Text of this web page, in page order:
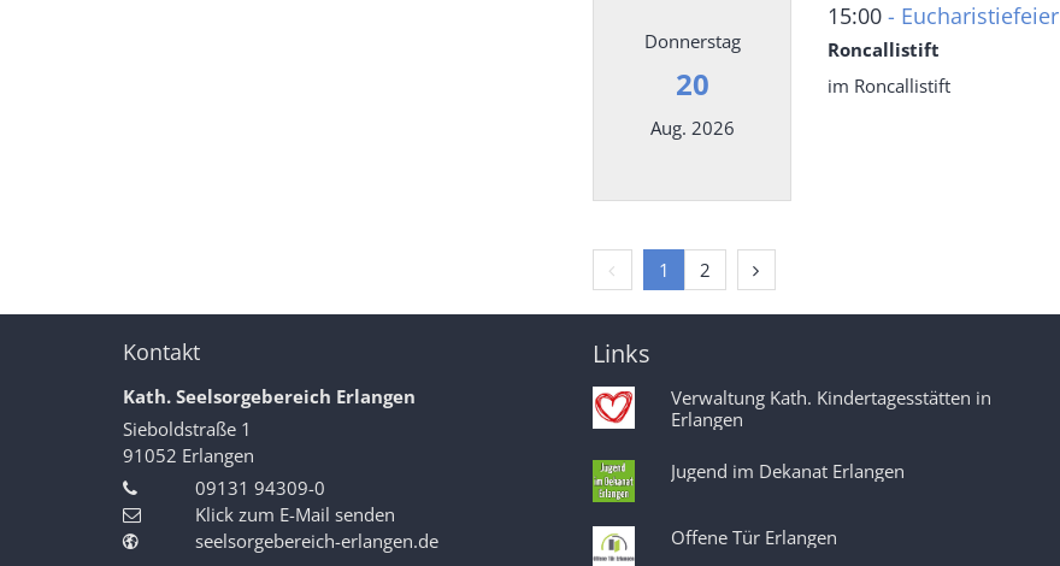
Donnerstag
20
Aug. 2026
15:00 Eucharistiefeier
Roncallistift
im Roncallistift
Vorherige Seite
1 2 Nächste Seite
Kontakt
Kath. Seelsorgebereich Erlangen
Sieboldstraße 1
91052 Erlangen
09131 94309-0
Klick zum E-Mail senden
seelsorgebereich-erlangen.de
Links
Verwaltung Kath. Kindertagesstätten in
Erlangen
Jugend im Dekanat Erlangen
Offene Tür Erlangen